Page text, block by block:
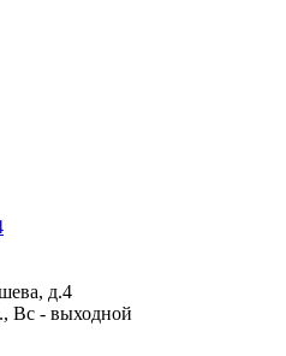
д.4
Вс - выходной